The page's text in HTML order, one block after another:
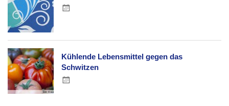
Kühlende Lebensmittel gegen das
Schwitzen